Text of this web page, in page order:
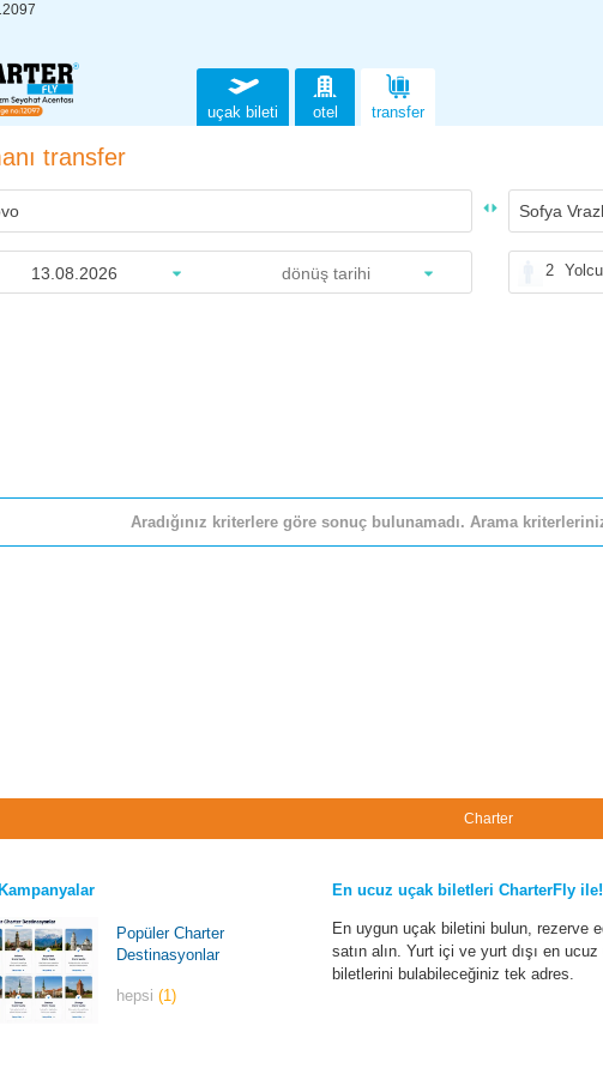
uçak bileti otel transfer
transfer
2 Yolcu
Aradığınız kriterlere göre sonuç bulunamadı. Arama
Charter
Popüler Charter
Destinasyonlar
hepsi(1)
En ucuz uçak biletleri CharterFly ile!
En uygun uçak biletini bulun, rezerve
satın alın. Yurt içi ve yurt dışı en
biletlerini bulabileceğiniz tek adres.